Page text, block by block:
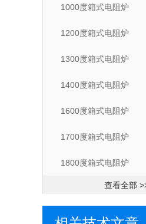
1000度箱式电阻炉
1200度箱式电阻炉
1300度箱式电阻炉
1400度箱式电阻炉
1600度箱式电阻炉
1700度箱式电阻炉
1800度箱式电阻炉
查看全部